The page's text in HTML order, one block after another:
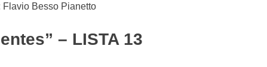
Besso Pianetto
– LISTA 13